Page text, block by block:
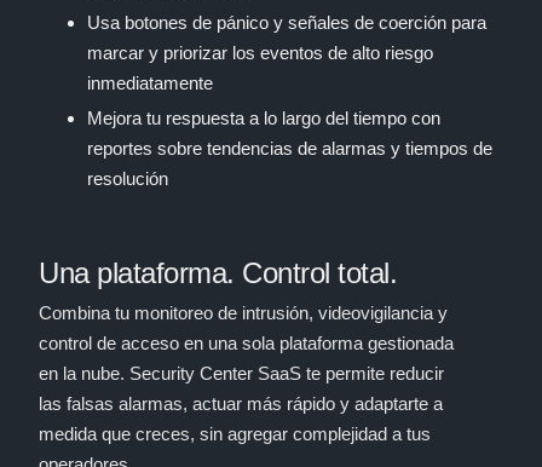
Usa botones de pánico y señales de coerción para
marcar y priorizar los eventos de alto riesgo
inmediatamente
Mejora tu respuesta a lo largo del tiempo con
reportes sobre tendencias de alarmas y tiempos de
resolución
Una plataforma. Control total.
Combina tu monitoreo de intrusión, videovigilancia y
control de acceso en una sola plataforma gestionada
en la nube. Security Center SaaS te permite reducir
las falsas alarmas, actuar más rápido y adaptarte a
medida que creces, sin agregar complejidad a tus